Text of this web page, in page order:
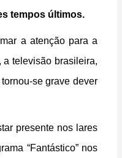
tempos últimos.
a atenção para a
a televisão brasileira,
se grave dever
presente nos lares
“Fantástico” nos